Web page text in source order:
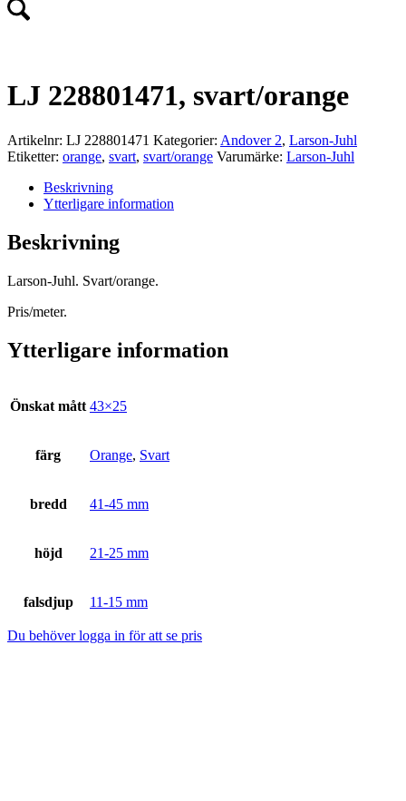
LJ 228801471, svart/orange
Artikelnr: LJ 228801471 Kategorier: Andover 2, Larson-Juhl
Etiketter: orange, svart, svart/orange Varumärke: Larson-Juhl
Beskrivning
Ytterligare information
Beskrivning
Larson-Juhl. Svart/orange.
Pris/meter.
Ytterligare information
Önskat mått 43×25
färg Orange, Svart
bredd 41-45 mm
höjd 21-25 mm
falsdjup 11-15 mm
Du behöver logga in för att se pris